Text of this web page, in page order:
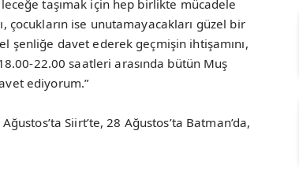
taşımak için hep birlikte mücadele
çocukların ise unutamayacakları güzel bir
şenliğe davet ederek geçmişin ihtişamını,
22.00 saatleri arasında bütün Muş
ediyorum.”
Siirt’te, 28 Ağustos’ta Batman’da,